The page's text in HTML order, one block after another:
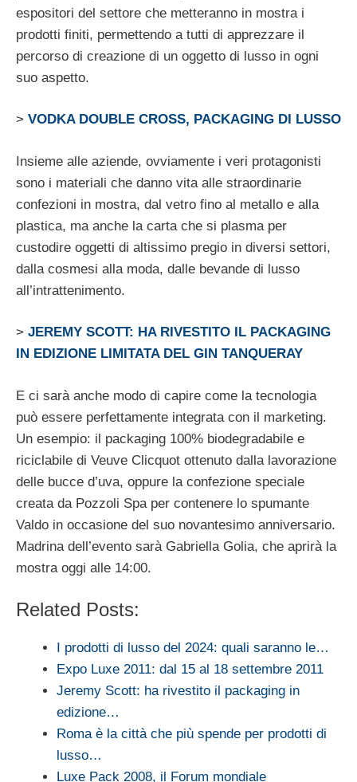
espositori del settore che metteranno in mostra i
prodotti finiti, permettendo a tutti di apprezzare il
percorso di creazione di un oggetto di lusso in ogni
suo aspetto.
> VODKA DOUBLE CROSS, PACKAGING DI LUSSO
Insieme alle aziende, ovviamente i veri protagonisti
sono i materiali che danno vita alle straordinarie
confezioni in mostra, dal vetro fino al metallo e alla
plastica, ma anche la carta che si plasma per
custodire oggetti di altissimo pregio in diversi settori,
dalla cosmesi alla moda, dalle bevande di lusso
all’intrattenimento.
> JEREMY SCOTT: HA RIVESTITO IL PACKAGING
IN EDIZIONE LIMITATA DEL GIN TANQUERAY
E ci sarà anche modo di capire come la tecnologia
può essere perfettamente integrata con il marketing.
Un esempio: il packaging 100% biodegradabile e
riciclabile di Veuve Clicquot ottenuto dalla lavorazione
delle bucce d’uva, oppure la confezione speciale
creata da Pozzoli Spa per contenere lo spumante
Valdo in occasione del suo novantesimo anniversario.
Madrina dell’evento sarà Gabriella Golia, che aprirà la
mostra oggi alle 14:00.
Related Posts:
I prodotti di lusso del 2024: quali saranno le…
Expo Luxe 2011: dal 15 al 18 settembre 2011
Jeremy Scott: ha rivestito il packaging in
edizione…
Roma è la città che più spende per prodotti di
lusso…
Luxe Pack 2008, il Forum mondiale